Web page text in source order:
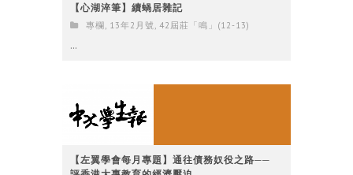
【心湖淬筆】續蝸居雜記
專欄 , 13年2月號 , 42屆莊「鳴」(12-13)
...
【左翼學會每月專題】通往債務奴役之路──